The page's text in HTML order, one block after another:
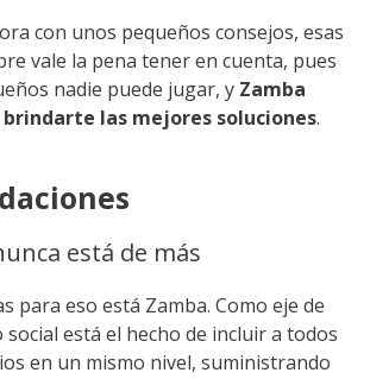
con unos pequeños consejos, esas
vale la pena tener en cuenta, pues
nadie puede jugar, y Zamba
las mejores soluciones.
está de más
para eso está Zamba. Como eje de
está el hecho de incluir a todos
en un mismo nivel, suministrando